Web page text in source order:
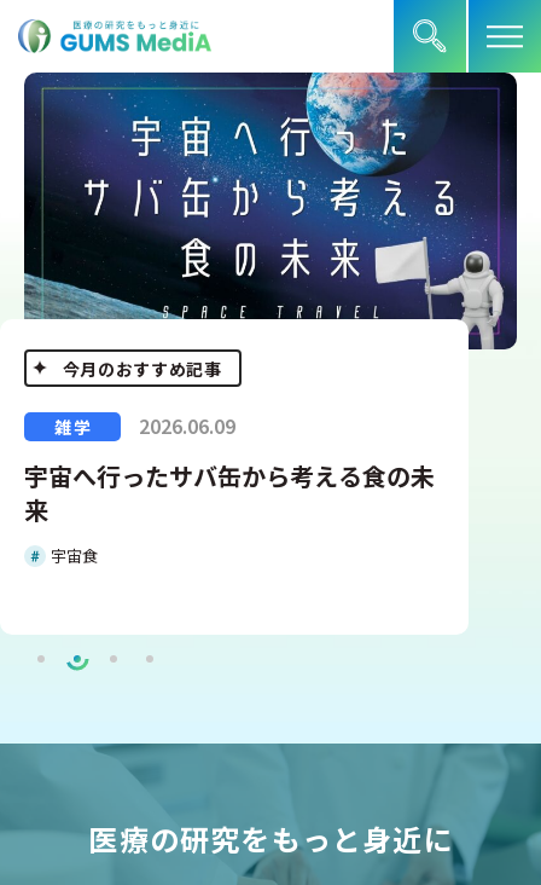
今月のおすすめ記事
今月のおすすめ記事
今月のおすすめ記事
雑学 2026.06.09
宇宙へ行ったサバ缶から考える食の未
来
宇宙食
今月のおすすめ記事
今月のおすすめ記事
今月のおすすめ記事
医療の研究をもっと身近に